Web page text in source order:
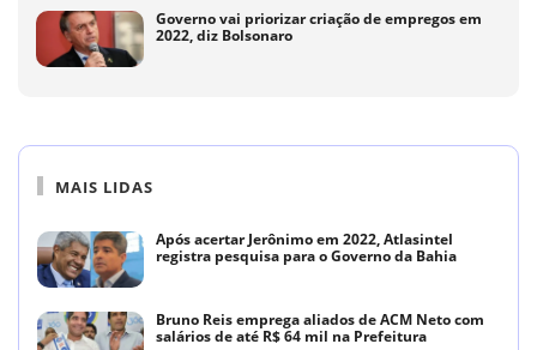
Governo vai priorizar criação de empregos em
2022, diz Bolsonaro
MAIS LIDAS
Após acertar Jerônimo em 2022, Atlasintel
registra pesquisa para o Governo da Bahia
Bruno Reis emprega aliados de ACM Neto com
salários de até R$ 64 mil na Prefeitura